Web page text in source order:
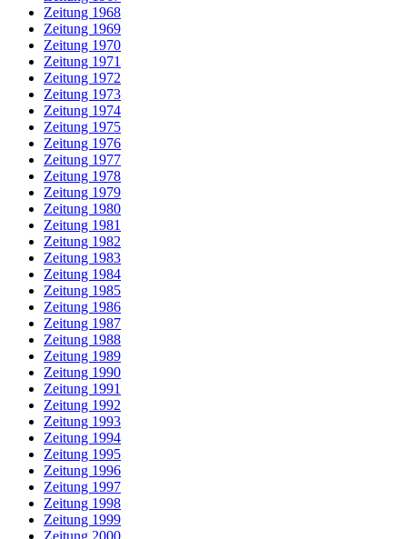
Zeitung 1968
Zeitung 1969
Zeitung 1970
Zeitung 1971
Zeitung 1972
Zeitung 1973
Zeitung 1974
Zeitung 1975
Zeitung 1976
Zeitung 1977
Zeitung 1978
Zeitung 1979
Zeitung 1980
Zeitung 1981
Zeitung 1982
Zeitung 1983
Zeitung 1984
Zeitung 1985
Zeitung 1986
Zeitung 1987
Zeitung 1988
Zeitung 1989
Zeitung 1990
Zeitung 1991
Zeitung 1992
Zeitung 1993
Zeitung 1994
Zeitung 1995
Zeitung 1996
Zeitung 1997
Zeitung 1998
Zeitung 1999
Zeitung 2000